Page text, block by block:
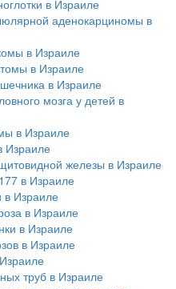
в Израиле
аденокарциномы в
в Израиле
в Израиле
в Израиле
мозга у детей в
в Израиле
Израиле
железы в Израиле
в Израиле
в Израиле
в Израиле
в Израиле
в Израиле
труб в Израиле